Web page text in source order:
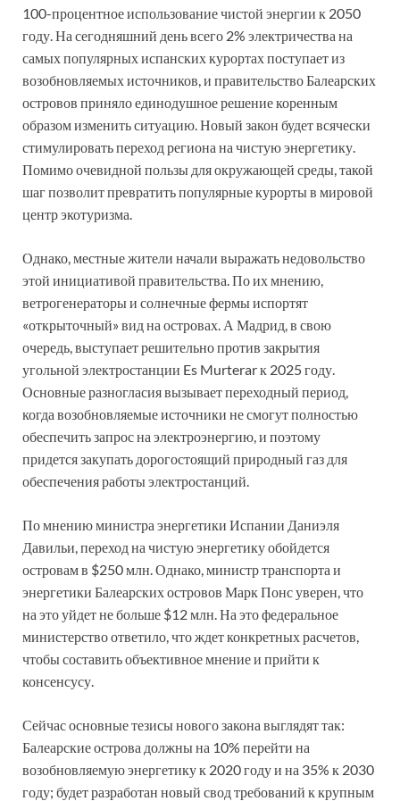
100-процентное использование чистой энергии к 2050
году. На сегодняшний день всего 2% электричества на
самых популярных испанских курортах поступает из
возобновляемых источников, и правительство Балеарских
островов приняло единодушное решение коренным
образом изменить ситуацию. Новый закон будет всячески
стимулировать переход региона на чистую энергетику.
Помимо очевидной пользы для окружающей среды, такой
шаг позволит превратить популярные курорты в мировой
центр экотуризма.
Однако, местные жители начали выражать недовольство
этой инициативой правительства. По их мнению,
ветрогенераторы и солнечные фермы испортят
«открыточный» вид на островах. А Мадрид, в свою
очередь, выступает решительно против закрытия
угольной электростанции Es Murterar к 2025 году.
Основные разногласия вызывает переходный период,
когда возобновляемые источники не смогут полностью
обеспечить запрос на электроэнергию, и поэтому
придется закупать дорогостоящий природный газ для
обеспечения работы электростанций.
По мнению министра энергетики Испании Даниэля
Давильи, переход на чистую энергетику обойдется
островам в $250 млн. Однако, министр транспорта и
энергетики Балеарских островов Марк Понс уверен, что
на это уйдет не больше $12 млн. На это федеральное
министерство ответило, что ждет конкретных расчетов,
чтобы составить объективное мнение и прийти к
консенсусу.
Сейчас основные тезисы нового закона выглядят так:
Балеарские острова должны на 10% перейти на
возобновляемую энергетику к 2020 году и на 35% к 2030
году; будет разработан новый свод требований к крупным